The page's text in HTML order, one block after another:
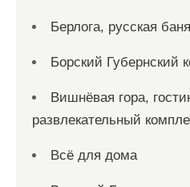
Берлога, русская баня
Борский Губернский
Вишнёвая гора,
развлекательный
Всё для дома